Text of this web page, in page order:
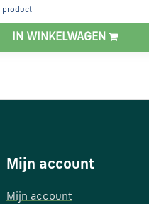
product
IN WINKELWAGEN
Mijn account
Mijn account